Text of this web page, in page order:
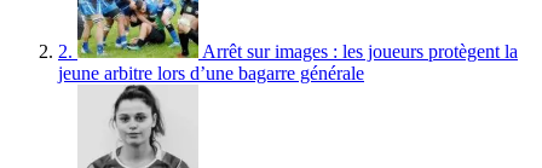
2.
Arrêt sur images : les joueurs protègent la
jeune arbitre lors d’une bagarre générale